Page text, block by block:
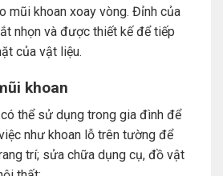
mũi khoan xoay vòng. Đỉnh của
nhọn và được thiết kế để tiếp
của vật liệu.
khoan
thể sử dụng trong gia đình để
như khoan lỗ trên tường để
trí; sửa chữa dụng cụ, đồ vật